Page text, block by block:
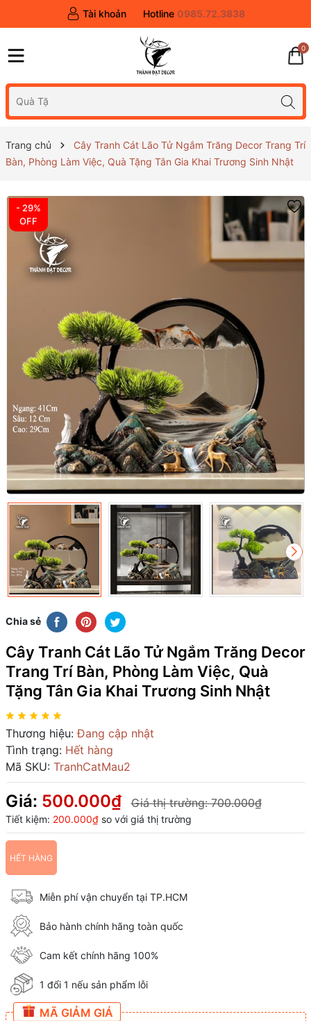
Tài khoản Hotline 0985.72.3838
0
Trang chủ
Cây Tranh Cát Lão Tử Ngắm Trăng Decor Trang Trí
Bàn, Phòng Làm Việc, Quà Tặng Tân Gia Khai Trương Sinh Nhật
- 29%
OFF
Chia sẻ
Cây Tranh Cát Lão Tử Ngắm Trăng Decor
Trang Trí Bàn, Phòng Làm Việc, Quà
Tặng Tân Gia Khai Trương Sinh Nhật
Thương hiệu: Đang cập nhật
Tình trạng: Hết hàng
Mã SKU: TranhCatMau2
Giá: 500.000₫ Giá thị trường:700.000₫
Tiết kiệm: 200.000₫so với giá thị trường
HẾT HÀNG
Miễn phí vận chuyển tại TP.HCM
Bảo hành chính hãng toàn quốc
Cam kết chính hãng 100%
1 đổi 1 nếu sản phẩm lỗi
MÃ GIẢM GIÁ